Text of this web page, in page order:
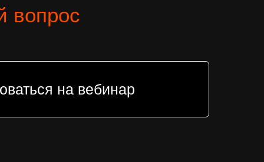
вопрос
на вебинар